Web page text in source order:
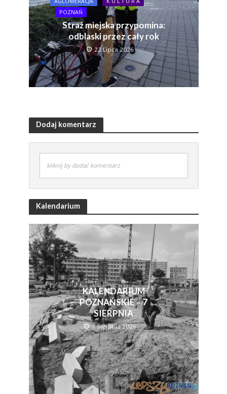
POZNAŃ
Straż miejska przypomina:
odblaski przez cały rok
22 Lipca 2026
Dodaj komentarz
kliknij by dodać komentarz
Kalendarium
KALENDARIUM
POZNAŃSKIE – 7
SIERPNIA
7 Sierpnia 2026